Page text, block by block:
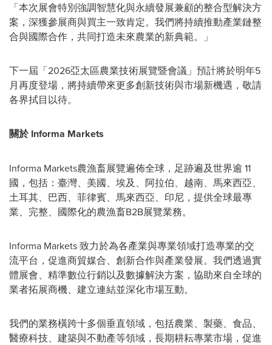
「本次展會特別強調智慧化與永續發展兼顧的整合型解決方
案，深獲參展商與買主一致肯定。我們將持續推動產業鏈整
合與國際合作，共同打造未來農業的新典範。」
下一屆「2026亞太區農業技術展覽暨會議」預計將於明年5
月再度登場，將持續帶來更多創新技術與市場新機遇，敬請
各界拭目以待。
關於Informa Markets
Informa Markets農漁畜展覽遍佈全球，足跡遍及世界逾 11
國，包括：臺灣、美國、埃及、阿拉伯、越南、馬來西亞、
土耳其、巴西、菲律賓、馬來西亞、印尼，提供全球最專
業、完整、國際化的農漁畜B2B展覽業務。
Informa Markets 致力於為各產業與專業領域打造專業的交
流平台，促進商貿媒合、創新合作與產業發展。我們透過實
體展會、精準數位行銷以及數據解決方案，協助來自全球的
業者拓展商機、建立連結並深化市場互動。
我們的業務橫跨十多個垂直領域，包括農業、製藥、食品、
醫療科技、建築與不動產等領域，長期耕耘專業市場，促進